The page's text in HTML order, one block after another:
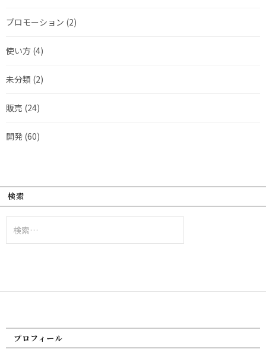
プロモーション (2)
使い方 (4)
未分類 (2)
販売 (24)
開発 (60)
検索
索:
プロフィール